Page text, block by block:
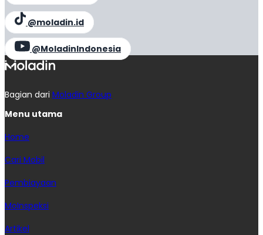
@moladin.id
@MoladinIndonesia
Bagian dari Moladin Group
Menu utama
Home
Cari Mobil
Pembiayaan
MoInspeksi
Artikel